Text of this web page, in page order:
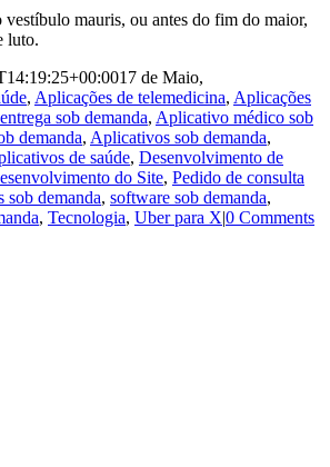
mauris, ou antes do fim do maior,
luto.
17 de Maio,
, Aplicações de telemedicina, Aplicações
sob demanda, Aplicativo médico sob
demanda, Aplicativos sob demanda,
de saúde, Desenvolvimento de
do Site, Pedido de consulta
sob demanda, software sob demanda,
, Tecnologia, Uber para X|0 Comments